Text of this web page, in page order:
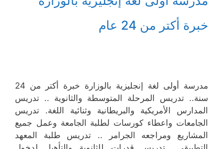
خبرة أكتر من 24 عام
مدرسة أولى لغة إنجليزية بالوزارة خبرة أكتر من 24
سنة.. تدريس المرحلة المتوسطة والثانوية .. تدريس
المدارس الأمريكية والبريطانية وثنائية اللغة. تدريس
الجامعات واعطاء كورسات لطلبة الجامعة وعمل جميع
المشاريع ومراجعه الجرامر .. تدريس طلبة المعهد